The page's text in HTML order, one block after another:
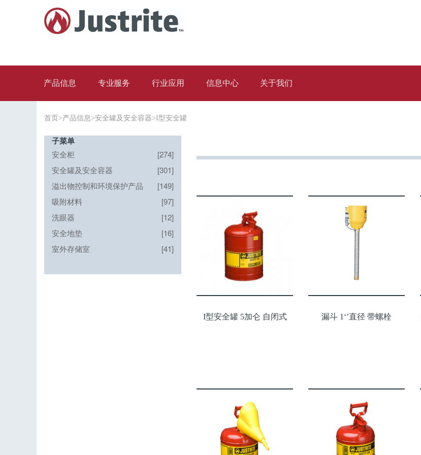
产品信息 专业服务 行业应用 信息中心 关于我们
首页 >产品信息>安全罐及安全容器>I型安全罐
子菜单
安全柜
[274]
安全罐及安全容器
[301]
溢出物控制和环境保护产品
[149]
吸附材料
[97]
洗眼器
[12]
安全地垫
[16]
室外存储室
[41]
I型安全罐 5加仑 自闭式 漏斗 1‘’直径 带螺栓